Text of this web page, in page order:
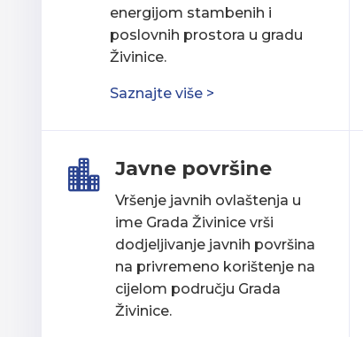
energijom stambenih i
poslovnih prostora u gradu
Živinice.
Saznajte više >
 Javne površine
Vršenje javnih ovlaštenja u
ime Grada Živinice vrši
dodjeljivanje javnih površina
na privremeno korištenje na
cijelom području Grada
Živinice.